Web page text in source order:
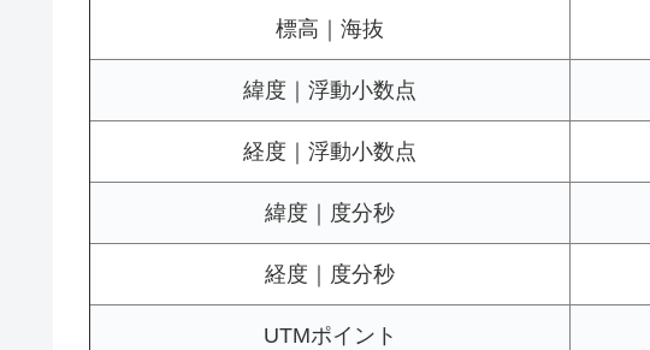
標高｜海抜
緯度｜浮動小数点
経度｜浮動小数点
緯度｜度分秒
経度｜度分秒
UTMポイント